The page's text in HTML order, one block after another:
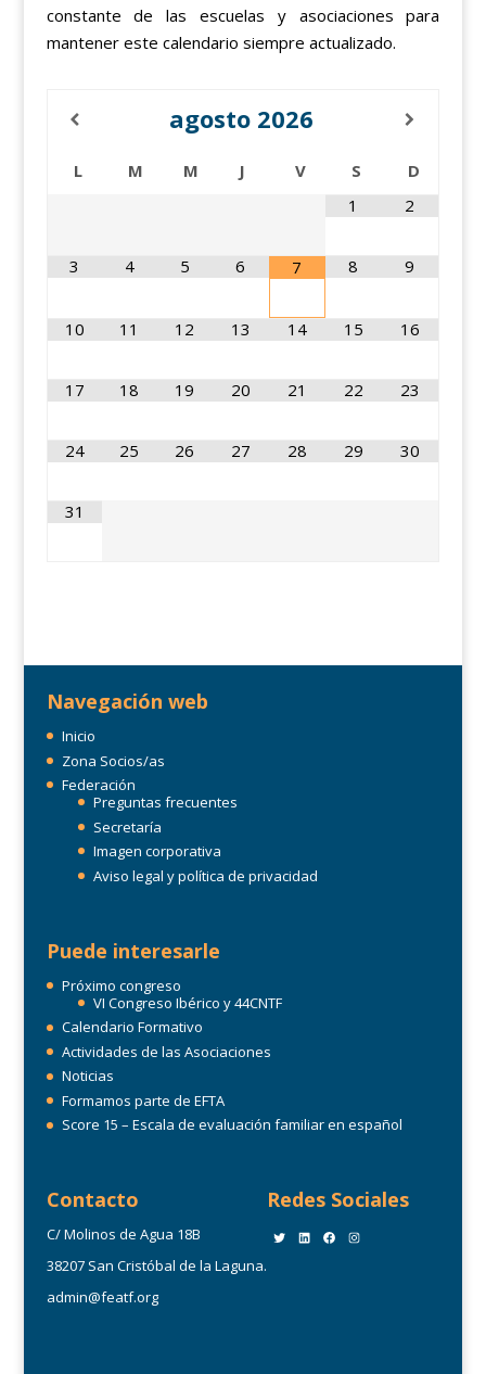
constante de las escuelas y asociaciones para
mantener este calendario siempre actualizado.
agosto 2026
L M M J V S
D
1
2
3 4 5 6 7 8 9
10 11 12 13 14 15 16
17 18 19 20 21 22 23
24 25 26 27 28 29 30
31
Navegación web
Inicio
Zona Socios/as
Federación
Preguntas frecuentes
Secretaría
Imagen corporativa
Aviso legal y política de privacidad
Puede interesarle
Próximo congreso
VI Congreso Ibérico y 44CNTF
Calendario Formativo
Actividades de las Asociaciones
Noticias
Formamos parte de EFTA
Score 15 – Escala de evaluación familiar en español
Contacto
C/ Molinos de Agua 18B
38207 San Cristóbal de la Laguna.
admin@featf.org
Redes Sociales
TwitterLinkedInFacebookInstagram